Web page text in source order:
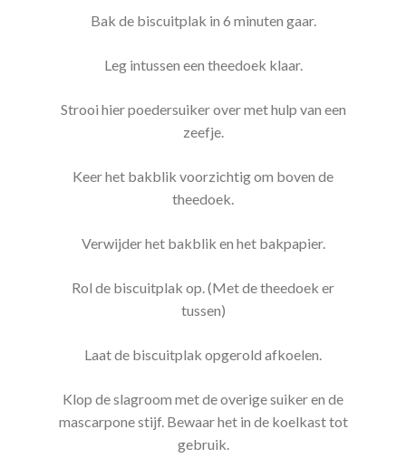
Bak de biscuitplak in 6 minuten gaar.
Leg intussen een theedoek klaar.
Strooi hier poedersuiker over met hulp van een
zeefje.
Keer het bakblik voorzichtig om boven de
theedoek.
Verwijder het bakblik en het bakpapier.
Rol de biscuitplak op. (Met de theedoek er
tussen)
Laat de biscuitplak opgerold afkoelen.
Klop de slagroom met de overige suiker en de
mascarpone stijf. Bewaar het in de koelkast tot
gebruik.